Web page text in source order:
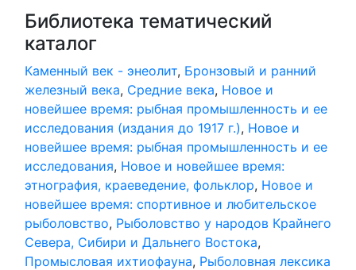
Библиотека тематический
каталог
Каменный век - энеолит, Бронзовый и ранний
железный века, Средние века, Новое и
новейшее время: рыбная промышленность и ее
исследования (издания до 1917 г.), Новое и
новейшее время: рыбная промышленность и ее
исследования, Новое и новейшее время:
этнография, краеведение, фольклор, Новое и
новейшее время: спортивное и любительское
рыболовство, Рыболовство у народов Крайнего
Севера, Сибири и Дальнего Востока,
Промысловая ихтиофауна, Рыболовная лексика